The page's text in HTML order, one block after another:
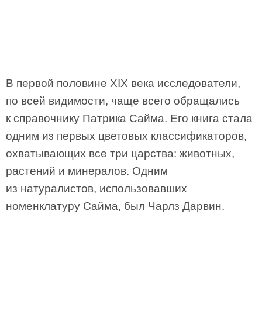
В первой половине XIX века исследователи,
по всей видимости, чаще всего обращались
к справочнику Патрика Сайма. Его книга стала
одним из первых цветовых классификаторов,
охватывающих все три царства: животных,
растений и минералов. Одним
из натуралистов, использовавших
номенклатуру Сайма, был Чарлз Дарвин.